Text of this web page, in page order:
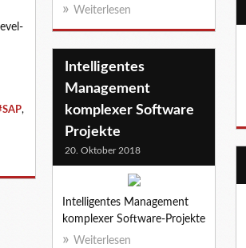
,
Weiterlesen
Intelligentes
Management
komplexer Software
Projekte
20. Oktober 2018
Intelligentes Management
komplexer Software-Projekte
Weiterlesen